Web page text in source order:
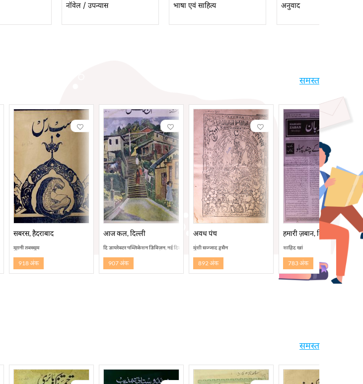
नॉवेल / उपन्यास भाषा एवं साहित्य अनुवाद
समस्त
सबरस, हैदराबाद
मुग़नी तबस्सुम
918 अंक
आज कल, दिल्ली
दि डायरेक्टर पब्लिकेशन डिविज़न, नई दिल्ली
907 अंक
अवध पंच
मुंशी सज्जाद हुसैन
892 अंक
हमारी ज़बान, दिल्ली
शाहिद खां
783 अंक
समस्त